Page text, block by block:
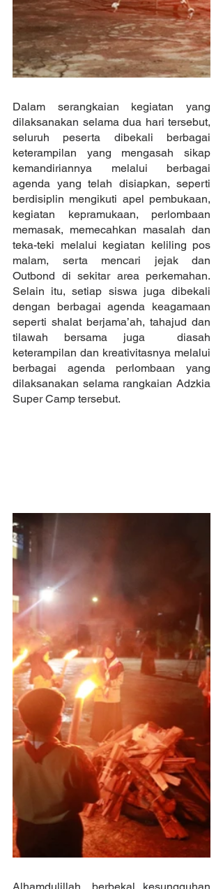
Dalam serangkaian kegiatan yang
dilaksanakan selama dua hari tersebut,
seluruh peserta dibekali berbagai
keterampilan yang mengasah sikap
kemandiriannya melalui berbagai
agenda yang telah disiapkan, seperti
berdisiplin mengikuti apel pembukaan,
kegiatan kepramukaan, perlombaan
memasak, memecahkan masalah dan
teka-teki melalui kegiatan keliling pos
malam, serta mencari jejak dan
Outbond di sekitar area perkemahan.
Selain itu, setiap siswa juga dibekali
dengan berbagai agenda keagamaan
seperti shalat berjama’ah, tahajud dan
tilawah bersama juga  diasah
keterampilan dan kreativitasnya melalui
berbagai agenda perlombaan yang
dilaksanakan selama rangkaian Adzkia
Super Camp tersebut.